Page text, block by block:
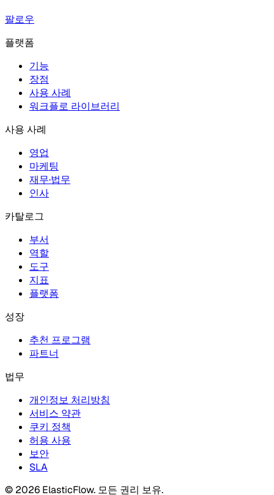
팔로우
플랫폼
기능
장점
사용 사례
워크플로 라이브러리
사용 사례
영업
마케팅
재무·법무
인사
카탈로그
부서
역할
도구
지표
플랫폼
성장
추천 프로그램
파트너
법무
개인정보 처리방침
서비스 약관
쿠키 정책
허용 사용
보안
SLA
© 2026 ElasticFlow. 모든 권리 보유.